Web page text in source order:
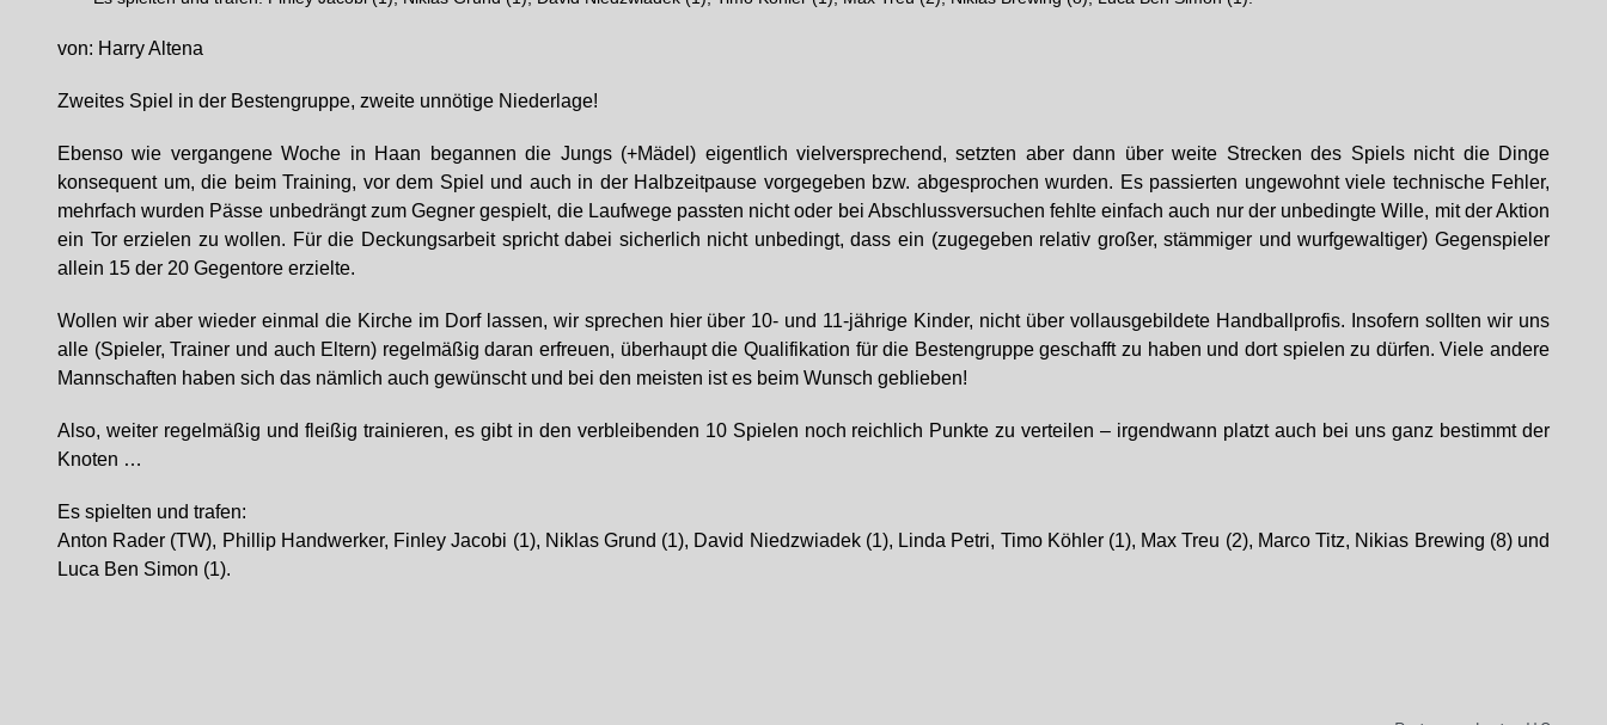
von: Harry Altena
Zweites Spiel in der Bestengruppe, zweite unnötige Niederlage!
Ebenso wie vergangene Woche in Haan begannen die Jungs (+Mädel) eigentlich vielversprechend, setzten aber dann über weite Strecken des Spiels nicht die Dinge
konsequent um, die beim Training, vor dem Spiel und auch in der Halbzeitpause vorgegeben bzw. abgesprochen wurden. Es passierten ungewohnt viele technische Fehler,
mehrfach wurden Pässe unbedrängt zum Gegner gespielt, die Laufwege passten nicht oder bei Abschlussversuchen fehlte einfach auch nur der unbedingte Wille, mit der Aktion
ein Tor erzielen zu wollen. Für die Deckungsarbeit spricht dabei sicherlich nicht unbedingt, dass ein (zugegeben relativ großer, stämmiger und wurfgewaltiger) Gegenspieler
allein 15 der 20 Gegentore erzielte.
Wollen wir aber wieder einmal die Kirche im Dorf lassen, wir sprechen hier über 10- und 11-jährige Kinder, nicht über vollausgebildete Handballprofis. Insofern sollten wir uns
alle (Spieler, Trainer und auch Eltern) regelmäßig daran erfreuen, überhaupt die Qualifikation für die Bestengruppe geschafft zu haben und dort spielen zu dürfen. Viele andere
Mannschaften haben sich das nämlich auch gewünscht und bei den meisten ist es beim Wunsch geblieben!
Also, weiter regelmäßig und fleißig trainieren, es gibt in den verbleibenden 10 Spielen noch reichlich Punkte zu verteilen – irgendwann platzt auch bei uns ganz bestimmt der
Knoten …
Es spielten und trafen:
Anton Rader (TW), Phillip Handwerker, Finley Jacobi (1), Niklas Grund (1), David Niedzwiadek (1), Linda Petri, Timo Köhler (1), Max Treu (2), Marco Titz, Nikias Brewing (8) und
Luca Ben Simon (1).